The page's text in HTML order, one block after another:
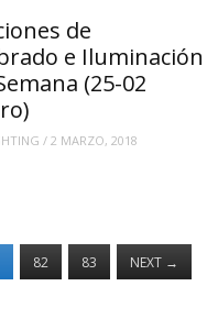
de
e Iluminación
(25-02
/ 2 MARZO, 2018
82 83 NEXT →